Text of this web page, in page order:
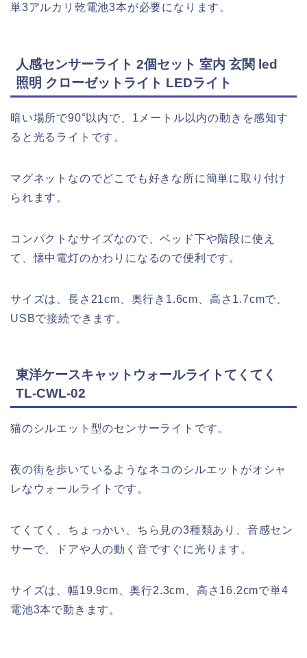
単3アルカリ乾電池3本が必要になります。
人感センサーライト 2個セット 室内 玄関 led
照明 クローゼットライト LEDライト
暗い場所で90°以内で、1メートル以内の動きを感知す
ると光るライトです。
マグネットなのでどこでも好きな所に簡単に取り付け
られます。
コンパクトなサイズなので、ベッド下や階段に使え
て、懐中電灯のかわりになるので便利です。
サイズは、長さ21cm、奥行き1.6cm、高さ1.7cmで、
USBで接続できます。
東洋ケースキャットウォールライトてくてく
TL-CWL-02
猫のシルエット型のセンサーライトです。
夜の街を歩いているようなネコのシルエットがオシャ
レなウォールライトです。
てくてく、ちょっかい、ちら見の3種類あり、音感セン
サーで、ドアや人の動く音ですぐに光ります。
サイズは、幅19.9cm、奥行2.3cm、高さ16.2cmで単4
電池3本で動きます。